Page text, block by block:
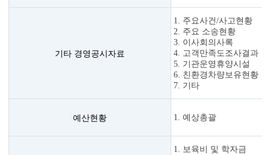
기타 경영공시자료
1. 주요사건/사고현황
2. 주요 소송현황
3. 이사회의사록
4. 고객만족도조사결과
5. 기관운영휴양시설
6. 친환경차량보유현황
7. 기타
예산현황 1. 예상총괄
1. 보육비 및 학자금